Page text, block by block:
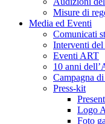
Misure di
Media ed Eventi
Comunicati
Interventi del
Eventi ART
10 anni
Campagna
Press-kit
Logo
Foto